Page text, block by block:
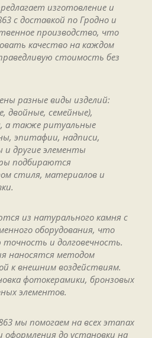
изготовление и
с доставкой по Гродно и
производство, что
качество на каждом
стоимость без
разные виды изделий:
двойные, семейные),
а также ритуальные
эпитафии, надписи,
и другие элементы
подбираются
стиля, материалов и
из натурального камня с
оборудования, что
и долговечность.
наносятся методом
к внешним воздействиям.
фотокерамики, бронзовых
элементов.
мы помогаем на всех этапах
до установки на